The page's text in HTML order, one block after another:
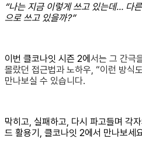
“나는 지금 이렇게 쓰고 있는데… 다
으로 쓰고 있을까?”
이번 클코나잇 시즌 2에서는 그 간극
몰랐던 접근법과 노하우, “이런 방식
만나보실 수 있습니다.
막히고, 실패하고, 다시 파고들며 각
드 활용기, 클코나잇 2에서 만나보세